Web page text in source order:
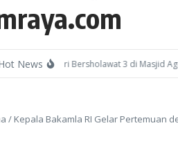
News
Kepri Bersholawat 3 di Masjid Agung
/ Kepala Bakamla RI Gelar Pertemuan